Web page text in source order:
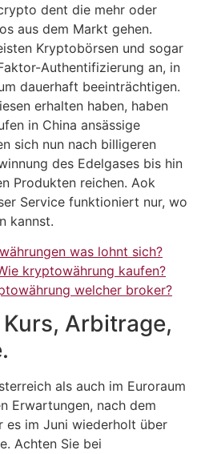
dent die mehr oder
aus dem Markt gehen.
Kryptobörsen und sogar
Authentifizierung an, in
dauerhaft beeinträchtigen.
erhalten haben, haben
in China ansässige
sich nun nach billigeren
des Edelgases bis hin
Produkten reichen. Aok
Service funktioniert nur, wo
kannst.
was lohnt sich?
kryptowährung kaufen?
welcher broker?
Arbitrage,
als auch im Euroraum
Erwartungen, nach dem
es im Juni wiederholt über
Achten Sie bei